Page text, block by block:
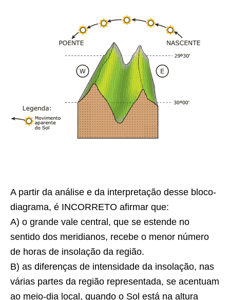
A partir da análise e da interpretação desse bloco-
diagrama, é INCORRETO afirmar que:
A) o grande vale central, que se estende no
sentido dos meridianos, recebe o menor número
de horas de insolação da região.
B) as diferenças de intensidade da insolação, nas
várias partes da região representada, se acentuam
ao meio-dia local, quando o Sol está na altura